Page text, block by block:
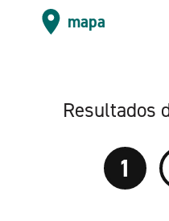
mapa
Resultados
1